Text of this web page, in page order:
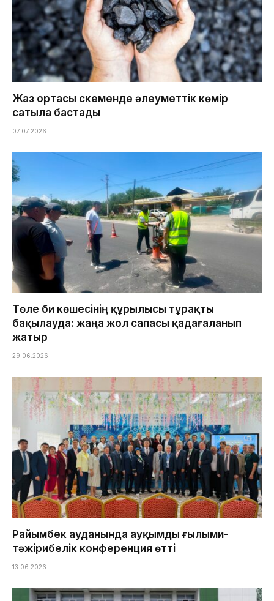
Жаз ортасы Өскеменде әлеуметтік көмір
сатыла бастады
07.07.2026
Төле би көшесінің құрылысы тұрақты
бақылауда: жаңа жол сапасы қадағаланып
жатыр
29.06.2026
Райымбек ауданында ауқымды ғылыми-
тәжірибелік конференция өтті
13.06.2026